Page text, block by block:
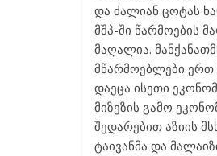
და ძალიან ცოტას
მშპ-ში წარმოების
მაღალია.
მწარმოებლები ერთ
დაეცა ისეთი
მიზეზის გამო
შედარებით აზიის
ტაივანმა და